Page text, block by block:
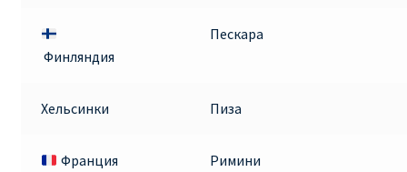
Финляндия
Пескара
Хельсинки Пиза
Франция Римини